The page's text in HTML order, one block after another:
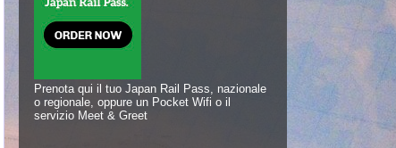
Prenota qui il tuo Japan Rail Pass, nazionale
o regionale, oppure un Pocket Wifi o il
servizio Meet & Greet